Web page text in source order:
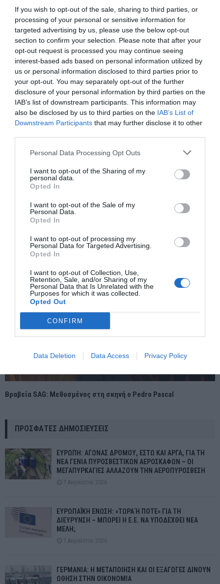
If you wish to opt-out of the sale, sharing to third parties, or
processing of your personal or sensitive information for
targeted advertising by us, please use the below opt-out
section to confirm your selection. Please note that after your
opt-out request is processed you may continue seeing
interest-based ads based on personal information utilized by
us or personal information disclosed to third parties prior to
your opt-out. You may separately opt-out of the further
disclosure of your personal information by third parties on the
IAB’s list of downstream participants. This information may
also be disclosed by us to third parties on the IAB’s List of
Downstream Participants that may further disclose it to other
Personal Data Processing Opt Outs
I want to opt-out of the Sharing of my
personal data.
Opted In
I want to opt-out of the Sale of my
Personal Data.
Opted In
I want to opt-out of processing my
Personal Data for Targeted Advertising.
Opted In
I want to opt-out of Collection, Use,
Retention, Sale, and/or Sharing of my
Personal Data that Is Unrelated with the
Purposes for which it was collected.
Opted Out
CONFIRM
Data Deletion Data Access Privacy Policy
Εκρυψαν τις αρχαιότητες το ’40, συνέχισαν να τις προστατεύουν
με γενναιότητα και σθένος κατά την κατοχή
Ένα εκπληκτικό στιγμιότυπο – Διχαλωτή αστραπή χτύπησε τον
Πύργο του Άιφελ.
Βραβεία SAG: Μεθυσμένος στη σκηνή ο Pedro Pascal
ΠΡΌΣΦΑΤΕΣ ΔΗΜΟΣΙΕΎΣΕΙΣ
ΕΥΡΩΠΗ: ΑΓΩΝΑΣ ΔΡΟΜΟΥ, ΕΣΤΩ ΚΑΙ ΑΡΓΑ, ΓΙΑ ΤΗ
ΝΕΑ ΓΕΝΙΑ ΠΥΡΟΣΒΕΣΤΙΚΩΝ ΑΕΡΟΣΚΑΦΩΝ – ΟΙ
ΜΕΓΑΠΥΡΚΑΓΙΕΣ ΑΛΛΑΖΟΥΝ ΤΗΝ ΑΕΡΟΠΥΡΟΣΒΕΣΗ
7 Αυγούστου 2026
ΕΥΡΩΠΑΪΚΗ ΕΝΩΣΗ: «ΤΩΡΑ Ή ΠΟΤΕ» ΓΙΑ ΤΗ
ΔΙΕΥΡΥΝΣΗ – ΜΠΟΡΕΙ Η Ε.Ε. ΝΑ ΥΠΟΔΕΧΘΕΙ ΝΕΑ
ΜΕΛΗ;
7 Αυγούστου 2026
ΓΕΡΜΑΝΙΑ: Η ΜΕΤΑΠΟΙΗΣΗ ΚΑΙ ΟΙ ΕΞΑΓΩΓΕΣ ΔΙΝΟΥΝ
ΩΘΗΣΗ ΣΤΗΝ ΟΙΚΟΝΟΜΙΑ